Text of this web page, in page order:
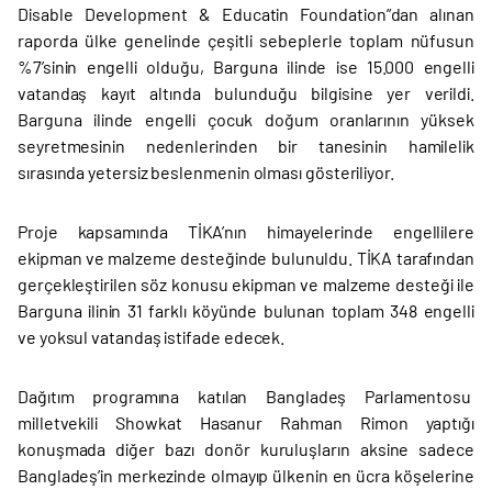
Disable Development & Educatin Foundation”dan alınan
raporda ülke genelinde çeşitli sebeplerle toplam nüfusun
%7’sinin engelli olduğu, Barguna ilinde ise 15.000 engelli
vatandaş kayıt altında bulunduğu bilgisine yer verildi.
Barguna ilinde engelli çocuk doğum oranlarının yüksek
seyretmesinin nedenlerinden bir tanesinin hamilelik
sırasında yetersiz beslenmenin olması gösteriliyor.
Proje kapsamında TİKA’nın himayelerinde engellilere
ekipman ve malzeme desteğinde bulunuldu. TİKA tarafından
gerçekleştirilen söz konusu ekipman ve malzeme desteği ile
Barguna ilinin 31 farklı köyünde bulunan toplam 348 engelli
ve yoksul vatandaş istifade edecek.
Dağıtım programına katılan Bangladeş Parlamentosu
milletvekili Showkat Hasanur Rahman Rimon yaptığı
konuşmada diğer bazı donör kuruluşların aksine sadece
Bangladeş’in merkezinde olmayıp ülkenin en ücra köşelerine